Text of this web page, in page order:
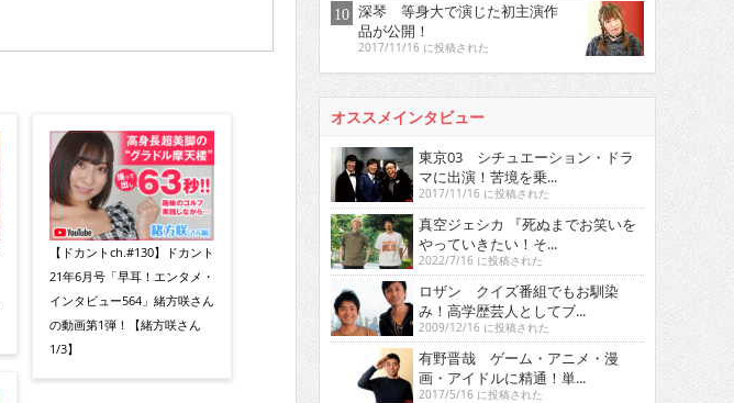
【ドカントch.#130】ドカント
21年6月号「早耳！エンタメ・
インタビュー564」緒方咲さん
の動画第1弾！【緒方咲さん
1/3】
深琴 等身大で演じた初主演作
品が公開！
2017/11/16 に投稿された
オススメインタビュー
東京03 シチュエーション・ドラ
マに出演！苦境を乗...
2017/11/16 に投稿された
真空ジェシカ 『死ぬまでお笑いを
やっていきたい！そ...
2022/7/16 に投稿された
ロザン クイズ番組でもお馴染
み！高学歴芸人としてブ...
2009/12/16 に投稿された
有野晋哉 ゲーム・アニメ・漫
画・アイドルに精通！単...
2017/5/16 に投稿された